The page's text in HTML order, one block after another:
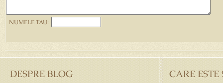
NUMELE TAU:
DESPRE BLOG CARE ESTE